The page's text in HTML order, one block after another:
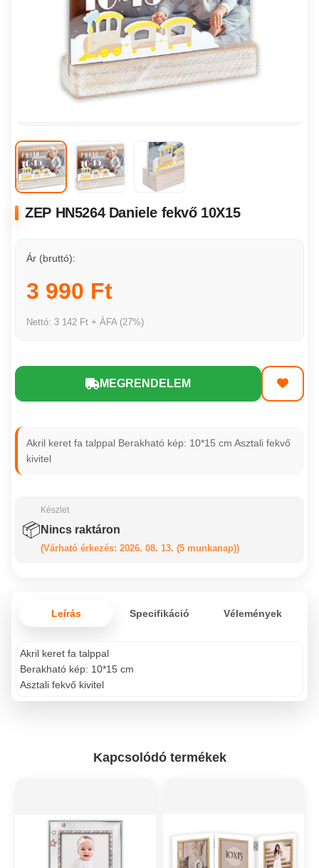
ZEP HN5264 Daniele fekvő 10X15
Ár (bruttó):
3 990 Ft
Nettó: 3 142 Ft + ÁFA (27%)
MEGRENDELEM
Akril keret fa talppal Berakható kép: 10*15 cm Asztali fekvő
kivitel
📦
Készlet
Nincs raktáron
(Várható érkezés: 2026. 08. 13. (5 munkanap))
Leírás Specifikáció Vélemények
Akril keret fa talppal
Berakható kép: 10*15 cm
Asztali fekvő kivitel
Kapcsolódó termékek